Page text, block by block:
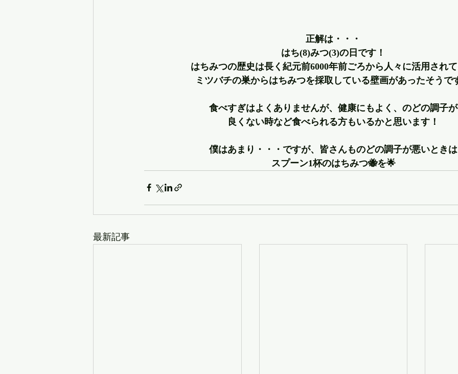
正解は・・・
はち(8)みつ(3)の日です！
はちみつの歴史は長く紀元前6000年前ごろから人々に活用され
ミツバチの巣からはちみつを採取している壁画があったそうで
食べすぎはよくありませんが、健康にもよく、のどの調子が
良くない時など食べられる方もいるかと思います！
僕はあまり・・・ですが、皆さんものどの調子が悪いときは
スプーン1杯のはちみつ🐝を🌟
最新記事